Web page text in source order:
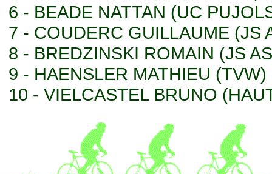
6 - BEADE NATTAN (UC
7 - COUDERC GUILLAUME (JS
8 - BREDZINSKI ROMAIN (JS
9 - HAENSLER MATHIEU (TVW)
10 - VIELCASTEL BRUNO